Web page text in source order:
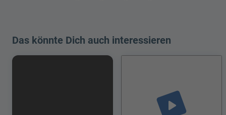
Das könnte Dich auch interessieren
play_arrow